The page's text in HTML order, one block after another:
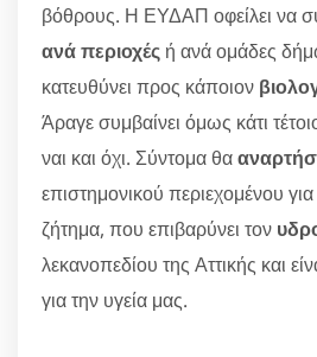
βόθρους. Η ΕΥΔΑΠ οφείλει να
ανά περιοχές ή ανά ομάδες
κατευθύνει προς κάποιον
Άραγε συμβαίνει όμως κάτι
ναι και όχι. Σύντομα θα
επιστημονικού περιεχομένου
ζήτημα, που επιβαρύνει τον
λεκανοπεδίου της Αττικής και
για την υγεία μας.